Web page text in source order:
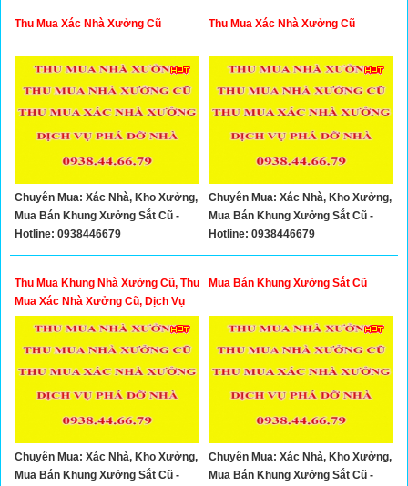
Thu Mua Xác Nhà Xưởng Cũ
Chuyên Mua: Xác Nhà, Kho Xưởng,
Mua Bán Khung Xưởng Sắt Cũ -
Hotline: 0938446679
Thu Mua Xác Nhà Xưởng Cũ
Chuyên Mua: Xác Nhà, Kho Xưởng,
Mua Bán Khung Xưởng Sắt Cũ -
Hotline: 0938446679
Thu Mua Khung Nhà Xưởng Cũ, Thu
Mua Xác Nhà Xưởng Cũ, Dịch Vụ
Phá Dỡ Nhà TPHCM
Chuyên Mua: Xác Nhà, Kho Xưởng,
Mua Bán Khung Xưởng Sắt Cũ -
Mua Bán Khung Xưởng Sắt Cũ
Chuyên Mua: Xác Nhà, Kho Xưởng,
Mua Bán Khung Xưởng Sắt Cũ -